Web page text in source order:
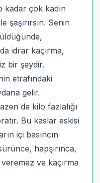
kadar çok kadın
şaşırırsın. Senin
idrar kaçırma,
bir şeydir.
etrafındaki
gelir.
de kilo fazlalığı
Bu kaslar eskisi
içi basıncın
hapşırınca,
ve kaçırma